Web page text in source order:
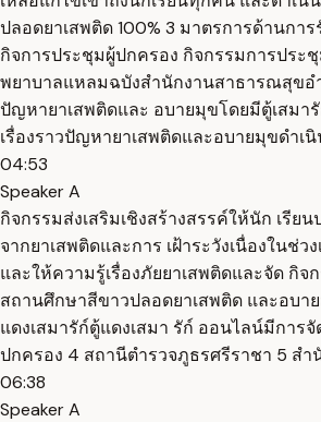
ปลอดยาเสพติด 100% 3 มาตรการด้านกา
กิจการประชุมผู้ปกครอง กิจกรรมการปร
พยาบาลแหลมฉบังสำนักงานสาธารณสุขอำ
ปัญหายาเสพติดและ อบายมุขโดยมีตู้เสมา
เรื่องราวปัญหายาเสพติดและอบายมุขดำเ
04:53
Speaker A
กิจกรรมส่งเสริมเชิงสร้างสรรค์ให้นัก เรี
จากยาเสพติดและการ เฝ้าระวังเนื่องใน
และให้ความรู้เรื่องภัยยาเสพติดและจัด กิ
สถานศึกษาสีขาวปลอดยาเสพติด และอบา
แดงเสมารัก์ตู้แดงเสมา รัก์ ออนไลน์มีการ
ปกครอง 4 สถานีตำรวจภูธรศรีราชา 5 ส
06:38
Speaker A